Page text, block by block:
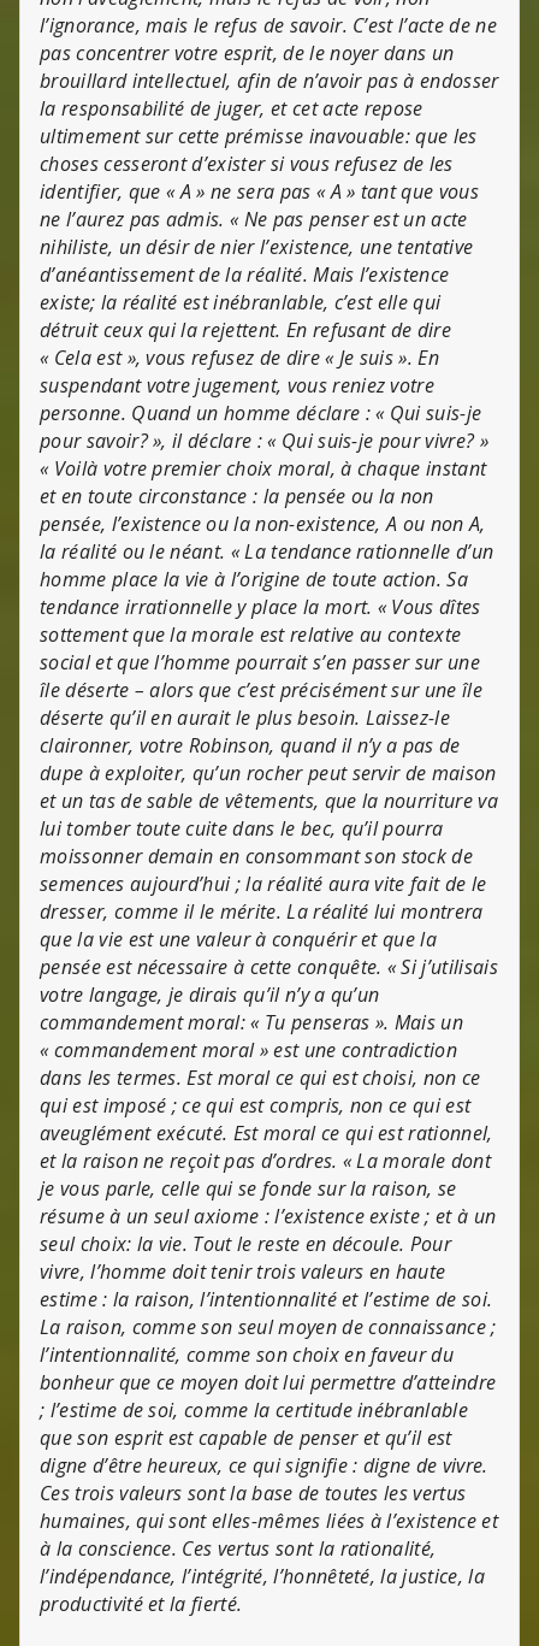
l’ignorance, mais le refus de savoir. C’est l’acte de ne
pas concentrer votre esprit, de le noyer dans un
brouillard intellectuel, afin de n’avoir pas à endosser
la responsabilité de juger, et cet acte repose
ultimement sur cette prémisse inavouable: que les
choses cesseront d’exister si vous refusez de les
identifier, que « A » ne sera pas « A » tant que vous
ne l’aurez pas admis. « Ne pas penser est un acte
nihiliste, un désir de nier l’existence, une tentative
d’anéantissement de la réalité. Mais l’existence
existe; la réalité est inébranlable, c’est elle qui
détruit ceux qui la rejettent. En refusant de dire
« Cela est », vous refusez de dire « Je suis ». En
suspendant votre jugement, vous reniez votre
personne. Quand un homme déclare : « Qui suis-je
pour savoir? », il déclare : « Qui suis-je pour vivre? »
« Voilà votre premier choix moral, à chaque instant
et en toute circonstance : la pensée ou la non
pensée, l’existence ou la non-existence, A ou non A,
la réalité ou le néant. « La tendance rationnelle d’un
homme place la vie à l’origine de toute action. Sa
tendance irrationnelle y place la mort. « Vous dîtes
sottement que la morale est relative au contexte
social et que l’homme pourrait s’en passer sur une
île déserte – alors que c’est précisément sur une île
déserte qu’il en aurait le plus besoin. Laissez-le
claironner, votre Robinson, quand il n’y a pas de
dupe à exploiter, qu’un rocher peut servir de maison
et un tas de sable de vêtements, que la nourriture va
lui tomber toute cuite dans le bec, qu’il pourra
moissonner demain en consommant son stock de
semences aujourd’hui ; la réalité aura vite fait de le
dresser, comme il le mérite. La réalité lui montrera
que la vie est une valeur à conquérir et que la
pensée est nécessaire à cette conquête. « Si j’utilisais
votre langage, je dirais qu’il n’y a qu’un
commandement moral: « Tu penseras ». Mais un
« commandement moral » est une contradiction
dans les termes. Est moral ce qui est choisi, non ce
qui est imposé ; ce qui est compris, non ce qui est
aveuglément exécuté. Est moral ce qui est rationnel,
et la raison ne reçoit pas d’ordres. « La morale dont
je vous parle, celle qui se fonde sur la raison, se
résume à un seul axiome : l’existence existe ; et à un
seul choix: la vie. Tout le reste en découle. Pour
vivre, l’homme doit tenir trois valeurs en haute
estime : la raison, l’intentionnalité et l’estime de soi.
La raison, comme son seul moyen de connaissance ;
l’intentionnalité, comme son choix en faveur du
bonheur que ce moyen doit lui permettre d’atteindre
; l’estime de soi, comme la certitude inébranlable
que son esprit est capable de penser et qu’il est
digne d’être heureux, ce qui signifie : digne de vivre.
Ces trois valeurs sont la base de toutes les vertus
humaines, qui sont elles-mêmes liées à l’existence et
à la conscience. Ces vertus sont la rationalité,
l’indépendance, l’intégrité, l’honnêteté, la justice, la
productivité et la fierté.